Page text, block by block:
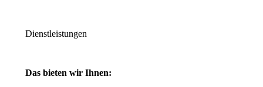
Dienstleistungen
Das bieten wir Ihnen: